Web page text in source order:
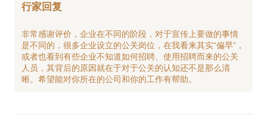
行家回复
非常感谢评价，企业在不同的阶段，对于宣传上要做的事情
是不同的，很多企业设立的公关岗位，在我看来其实“偏早”，
或者也看到有些企业不知道如何招聘、使用招聘而来的公关
人员，其背后的原因就在于对于公关的认知还不是那么清